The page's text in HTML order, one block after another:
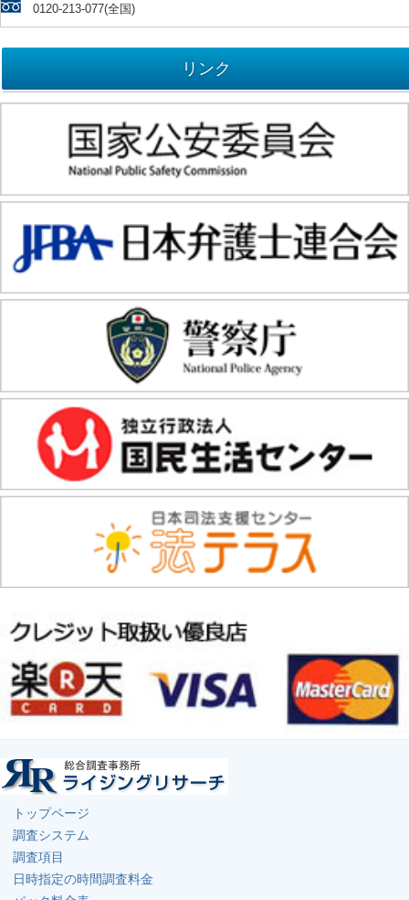
0120-213-077(全国)
リンク
トップページ
調査システム
調査項目
日時指定の時間調査料金